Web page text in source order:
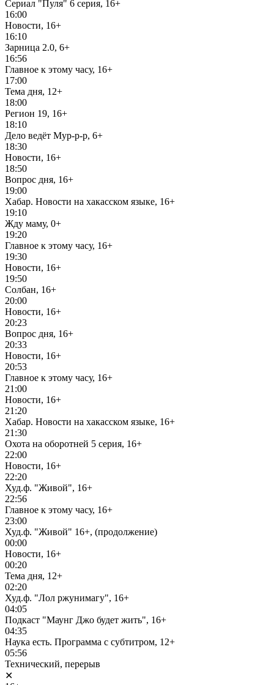
Сериал "Пуля" 6 серия, 16+
16:00
Новости, 16+
16:10
Зарница 2.0, 6+
16:56
Главное к этому часу, 16+
17:00
Тема дня, 12+
18:00
Регион 19, 16+
18:10
Дело ведёт Мур-р-р, 6+
18:30
Новости, 16+
18:50
Вопрос дня, 16+
19:00
Хабар. Новости на хакасском языке, 16+
19:10
Жду маму, 0+
19:20
Главное к этому часу, 16+
19:30
Новости, 16+
19:50
Солбан, 16+
20:00
Новости, 16+
20:23
Вопрос дня, 16+
20:33
Новости, 16+
20:53
Главное к этому часу, 16+
21:00
Новости, 16+
21:20
Хабар. Новости на хакасском языке, 16+
21:30
Охота на оборотней 5 серия, 16+
22:00
Новости, 16+
22:20
Худ.ф. "Живой", 16+
22:56
Главное к этому часу, 16+
23:00
Худ.ф. "Живой" 16+, (продолжение)
00:00
Новости, 16+
00:20
Тема дня, 12+
02:20
Худ.ф. "Лол ржунимагу", 16+
04:05
Подкаст "Маунг Джо будет жить", 16+
04:35
Наука есть. Программа с субтитром, 12+
05:56
Технический, перерыв
✕